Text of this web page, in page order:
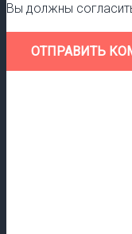
Вы должны
ОТПРАВИТЬ